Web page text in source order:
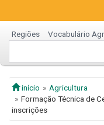
Regiões Vocabulário
início
Agricultura
Formação Técnica de
inscrições